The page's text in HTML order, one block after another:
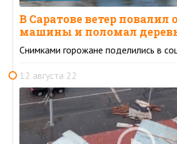
В Саратове ветер повалил
машины и поломал
Снимками горожане поделились в
12 августа 22